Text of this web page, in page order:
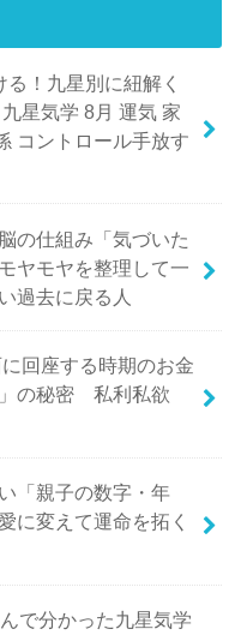
！九星別に紐解く
星気学 8月 運気 家
コントロール手放す
の仕組み「気づいた
ヤモヤを整理して一
去に戻る人
回座する時期のお金
」の秘密 私利私欲
「親子の数字・年
に変えて運命を拓く
で分かった九星気学